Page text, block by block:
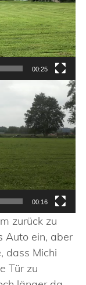
00:25
00:16
zurück zu
Auto ein, aber
dass Michi
Tür zu